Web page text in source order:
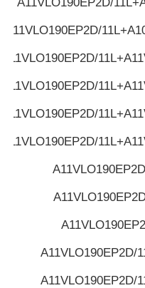
A11VLO190EP2D/
A11VLO190EP2D/
A11VLO190EP2D/
A11VLO190EP2D/
A11VLO190EP2D/
A11VLO190EP2D/
A11VLO190EP2D/